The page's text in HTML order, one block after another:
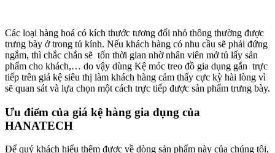
Các loại hàng hoá có kích thước tương đối nhỏ thông thường được
trưng bày ở trong tủ kính. Nếu khách hàng có nhu cầu sẽ phải đứng
ngắm, thì chắc chắn sẽ tốn thời gian nhờ nhân viên mở tủ lấy sản
phẩm cho khách,… do vậy dùng Kệ móc treo đồ gia dụng gắn trực
tiếp trên giá kệ siêu thị làm khách hàng cảm thấy cực kỳ hài lòng vì
sẽ quan sát và lựa chọn một cách trực tiếp được sản phẩm trưng bày.
Ưu điểm của giá kệ hàng gia dụng của
HANATECH
Để quý khách hiểu thêm được về dòng sản phẩm này của chúng tôi,